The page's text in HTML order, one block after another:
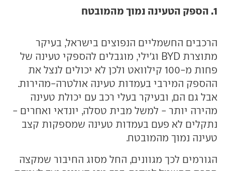
1. הספק הטעינה נמוך מהמובטח
הרכבים החשמליים הנפוצים בישראל, בעיקר
מתוצרת BYD וג'ילי, מוגבלים להספקי טעינה של
פחות מ-100 קילוואט ולכן לא יכולים לנצל את
ההספק המירבי בעמדות טעינה אולטרה-מהירות.
אבל גם הם, ובעיקר בעלי רכב עם יכולת טעינה
מהירה יותר - למשל מבית טסלה, יונדאי ואחרים -
נתקלים לא פעם בעמדות טעינה שמספקות קצב
טעינה נמוך מהמובטח.
הגורמים לכך מגוונים, החל מסוג החיבור שמקצה